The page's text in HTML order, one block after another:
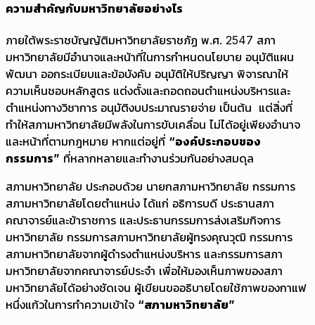
ความสำคัญกับมหาวิทยาลัยอย่างไร
ภายใต้พระราชบัญญัติมหาวิทยาลัยราชภัฏ พ.ศ. 2547 สภา
มหาวิทยาลัยมีอำนาจและหน้าที่ในการกำหนดนโยบาย อนุมัติแผน
พัฒนา ออกระเบียบและข้อบังคับ อนุมัติให้ปริญญา พิจารณาให้
ความเห็นชอบหลักสูตร แต่งตั้งและถอดถอนตำแหน่งบริหารและ
ตำแหน่งทางวิชาการ อนุมัติงบประมาณรายจ่าย เป็นต้น แต่สิ่งที่
ทำให้สภามหาวิทยาลัยมีพลังในการขับเคลื่อน ไม่ได้อยู่เพียงอำนาจ
และหน้าที่ตามกฎหมาย หากแต่อยู่ที่ “องค์ประกอบของ
กรรมการ” ที่หลากหลายและทำงานร่วมกันอย่างสมดุล
สภามหาวิทยาลัย ประกอบด้วย นายกสภามหาวิทยาลัย กรรมการ
สภามหาวิทยาลัยโดยตำแหน่ง ได้แก่ อธิการบดี ประธานสภา
คณาจารย์และข้าราชการ และประธานกรรมการส่งเสริมกิจการ
มหาวิทยาลัย กรรมการสภามหาวิทยาลัยผู้ทรงคุณวุฒิ กรรมการ
สภามหาวิทยาลัยจากผู้ดำรงตำแหน่งบริหาร และกรรมการสภา
มหาวิทยาลัยจากคณาจารย์ประจำ เพื่อให้มองเห็นภาพของสภา
มหาวิทยาลัยได้อย่างชัดเจน ผู้เขียนขออธิบายโดยใช้ภาพของกาแฟ
หนึ่งแก้วในการทำความเข้าใจ “สภามหาวิทยาลัย”